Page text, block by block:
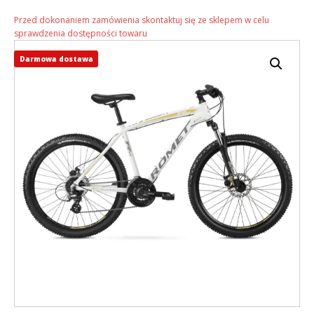
Przed dokonaniem zamówienia skontaktuj się ze sklepem w celu
sprawdzenia dostępności towaru
Darmowa dostawa